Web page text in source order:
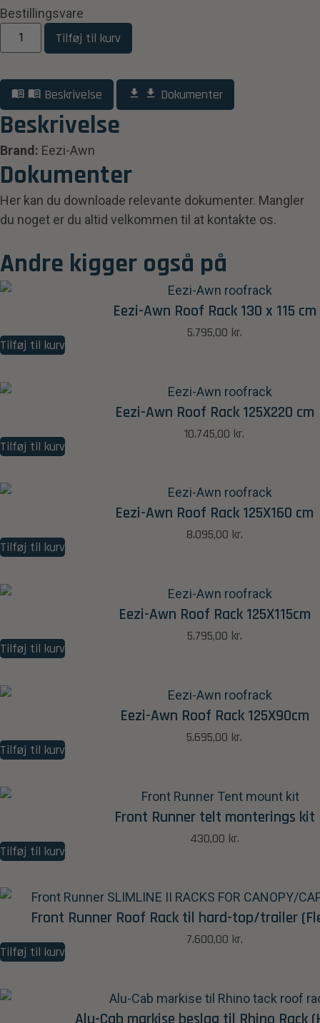
Bestillingsvare
Tilføj til kurv
Beskrivelse Dokumenter
Beskrivelse
Brand: Eezi-Awn
Dokumenter
Her kan du downloade relevante dokumenter. Mangler
du noget er du altid velkommen til at kontakte os.
Andre kigger også på
Eezi-Awn Roof Rack 130 x 115 cm
5.795,00 kr.
Tilføj til kurv
Eezi-Awn Roof Rack 125X220 cm
10.745,00 kr.
Tilføj til kurv
Eezi-Awn Roof Rack 125X160 cm
8.095,00 kr.
Tilføj til kurv
Eezi-Awn Roof Rack 125X115cm
5.795,00 kr.
Tilføj til kurv
Eezi-Awn Roof Rack 125X90cm
5.695,00 kr.
Tilføj til kurv
Front Runner telt monterings kit
430,00 kr.
Tilføj til kurv
Front Runner Roof Rack til hard-top/trailer
7.600,00 kr.
Tilføj til kurv
Alu-Cab markise beslag til Rhino Rack